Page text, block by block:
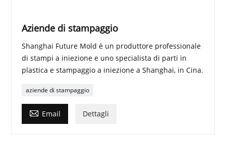
Aziende di stampaggio
Shanghai Future Mold è un produttore professionale
di stampi a iniezione e uno specialista di parti in
plastica e stampaggio a iniezione a Shanghai, in Cina.
aziende di stampaggio
 Email Dettagli